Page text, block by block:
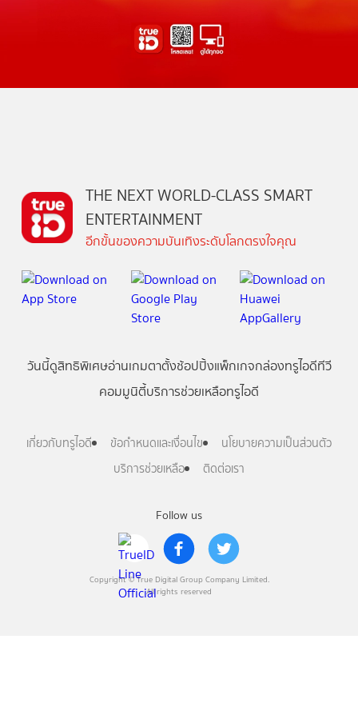
Follow us
Copyright © True Digital Group Company Limited.
All rights reserved
THE NEXT WORLD-CLASS SMART
ENTERTAINMENT
อีกขั้นของความบันเทิงระดับโลกตรงใจคุณ
วันนี้ดูสิทธิพิเศษอ่านเกมตาตั้งช้อปปิ้งแพ็กเกจกล่องทรูไอดีทีวี
คอมมูนิตี้บริการช่วยเหลือทรูไอดี
เกี่ยวกับทรูไอดี ข้อกำหนดและเงื่อนไข
นโยบายความเป็นส่วนตัว
บริการช่วยเหลือ
ติดต่อเรา